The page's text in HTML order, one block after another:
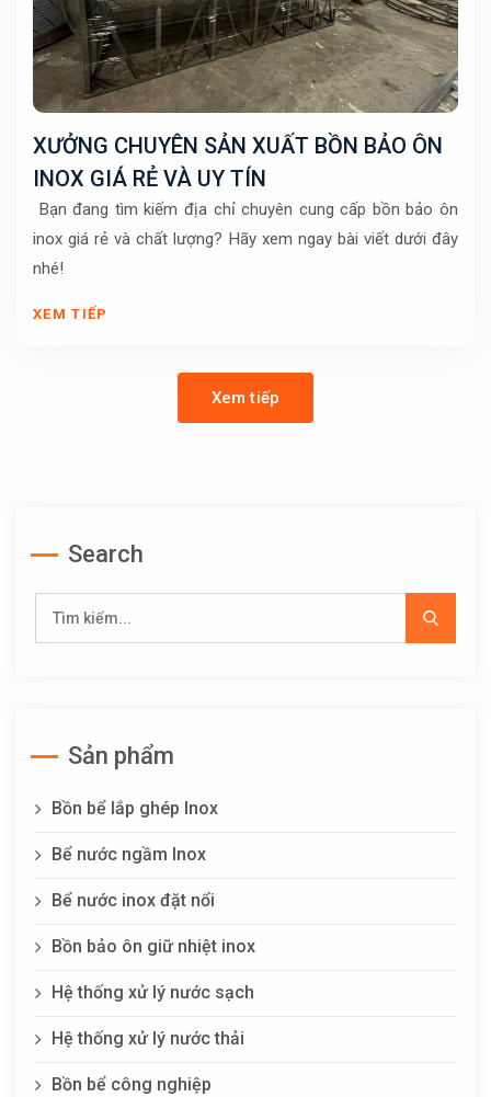
XƯỞNG CHUYÊN SẢN XUẤT BỒN BẢO ÔN
INOX GIÁ RẺ VÀ UY TÍN
Bạn đang tìm kiếm địa chỉ chuyên cung cấp bồn bảo ôn
inox giá rẻ và chất lượng? Hãy xem ngay bài viết dưới đây
nhé!
XEM TIẾP
Xem tiếp
Search
Sản phẩm
Bồn bể lắp ghép Inox
Bể nước ngầm Inox
Bể nước inox đặt nổi
Bồn bảo ôn giữ nhiệt inox
Hệ thống xử lý nước sạch
Hệ thống xử lý nước thải
Bồn bể công nghiệp